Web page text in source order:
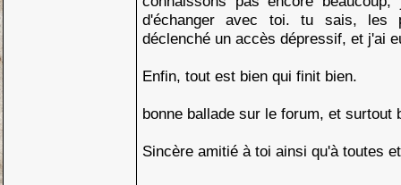
d'échanger avec toi. tu sais, les
déclenché un accès dépressif, et j'ai
Enfin, tout est bien qui finit bien.
bonne ballade sur le forum, et surtout
Sincère amitié à toi ainsi qu'à toutes